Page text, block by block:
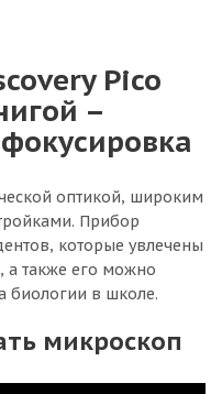
Pico
–
оптикой, широким
Прибор
которые увлечены
а также его можно
биологии в школе.
микроскоп